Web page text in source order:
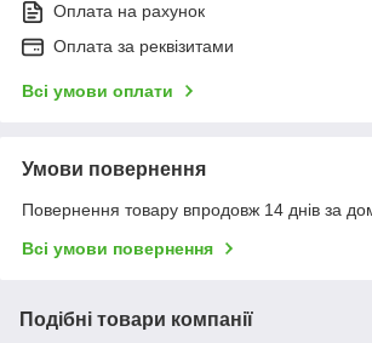
Оплата на рахунок
Оплата за реквізитами
Всі умови оплати
Умови повернення
Повернення товару впродовж 14 днів за
Всі умови повернення
Подібні товари компанії